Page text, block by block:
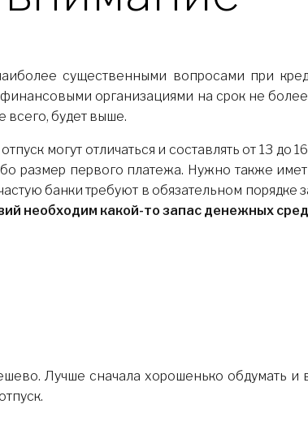
существенными вопросами при
организациями на срок не
всего, будет выше.
могут отличаться и составлять от 13
размер первого платежа. Нужно также
банки требуют в обязательном порядке
необходим какой-то запас денежных
Лучше сначала хорошенько обдумать